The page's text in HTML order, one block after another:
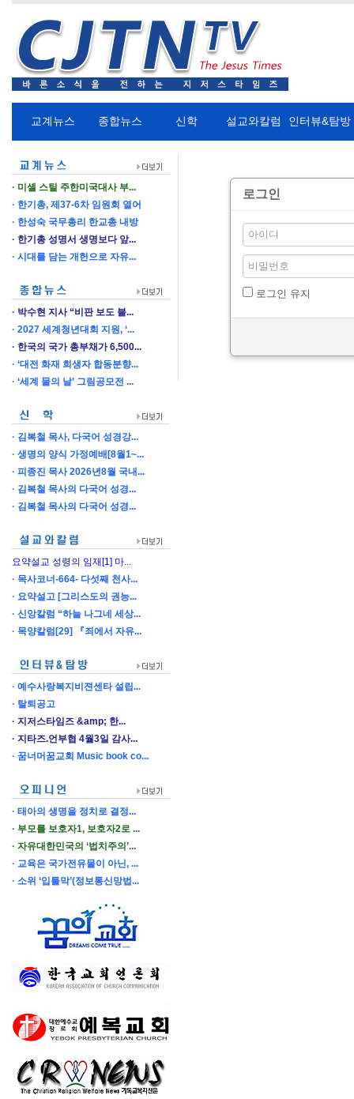
교계뉴스 종합뉴스 신학 설교와칼럼 인터뷰&탐방
미셸 스틸 주한미국대사 부...
한기총, 제37-6차 임원회 열어
한성숙 국무총리 한교총 내방
한기총 성명서 생명보다 앞...
시대를 담는 개헌으로 자유...
박수현 지사 “비판 보도 불...
2027 세계청년대회 지원, ‘...
한국의 국가 총부채가 6,500...
‘대전 화재 희생자 합동분향...
‘세계 물의 날’ 그림공모전 ...
김복철 목사, 다국어 성경강...
생명의 양식 가정예배[8월1~...
피종진 목사 2026년8월 국내...
김복철 목사의 다국어 성경...
김복철 목사의 다국어 성경...
요약설교 성령의 임재[1] 마...
목사코너-664- 다섯째 천사...
요약설고 [그리스도의 권능...
신앙칼럼 “하늘 나그네 세상...
목양칼럼[29] 『죄에서 자유...
예수사랑복지비젼센타 설립...
탈퇴공고
지저스타임즈 &amp; 한...
지타즈.언부협 4월3일 감사...
꿈너머꿈교회 Music book co...
태아의 생명을 정치로 결정...
부모를 보호자1, 보호자2로 ...
자유대한민국의 ‘법치주의’...
교육은 국가전유물이 아닌, ...
소위 ‘입틀막’(정보통신망법...
로그인
로그인 유지